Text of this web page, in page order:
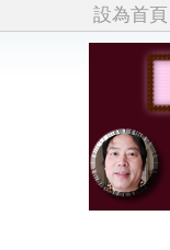
設為首頁